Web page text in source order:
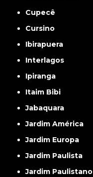
Cupecê
Cursino
Ibirapuera
Interlagos
Ipiranga
Itaim Bibi
Jabaquara
Jardim América
Jardim Europa
Jardim Paulista
Jardim Paulistano